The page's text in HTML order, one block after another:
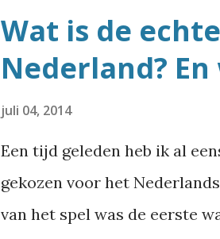
best veel straatnamen die
ruimte voor echt unieke
komen er eigenlijk best vaak
Wat is de
Nederland?
juli 04, 2014
Een tijd geleden heb ik al
gekozen voor het
van het spel was de eerste